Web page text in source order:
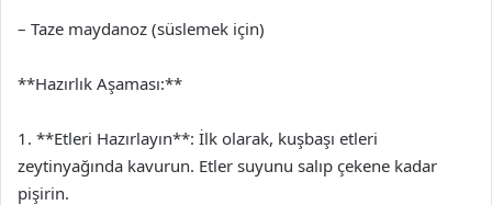
– Taze maydanoz (süslemek için)
**Hazırlık Aşaması:**
1. **Etleri Hazırlayın**: İlk olarak, kuşbaşı etleri
zeytinyağında kavurun. Etler suyunu salıp çekene kadar
pişirin.